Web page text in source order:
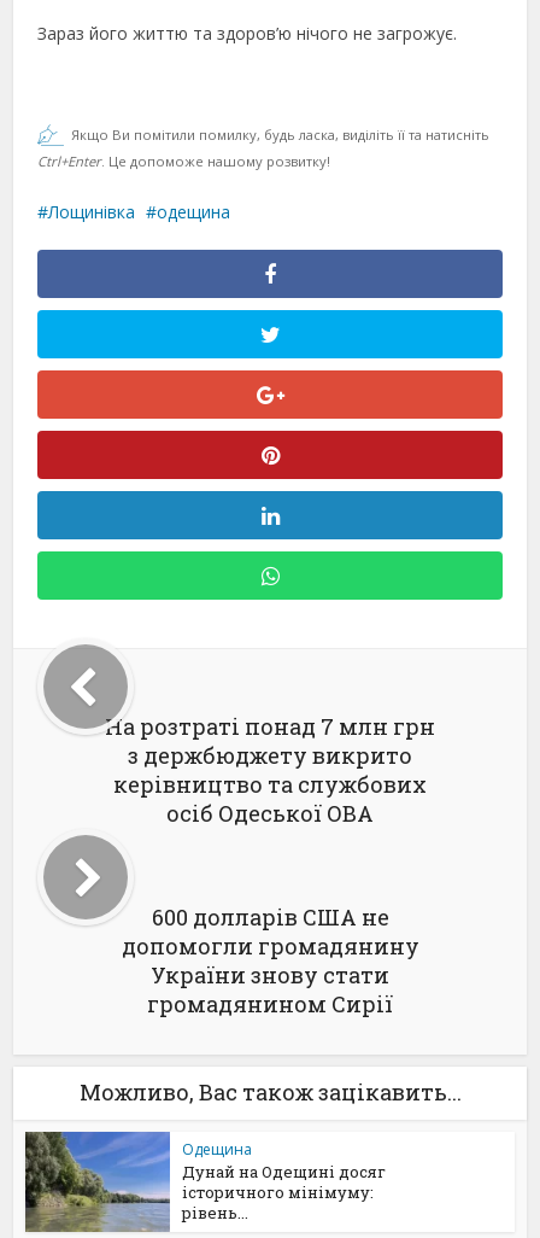
Зараз його життю та здоров’ю нічого не загрожує.
Якщо Ви помітили помилку, будь ласка, виділіть її та натисніть
Ctrl+Enter. Це допоможе нашому розвитку!
Лощинівка одещина
На розтраті понад 7 млн грн
з держбюджету викрито
керівництво та службових
осіб Одеської ОВА
600 долларів США не
допомогли громадянину
України знову стати
громадянином Сирії
Можливо, Вас також зацікавить...
Одещина
Дунай на Одещині досяг
історичного мінімуму:
рівень...